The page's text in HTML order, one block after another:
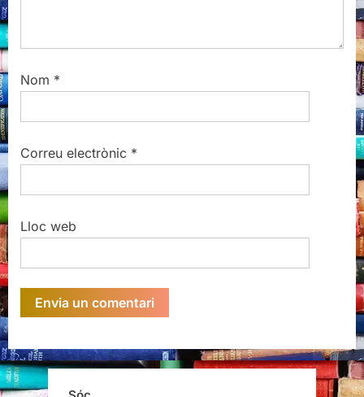
Nom *
Correu electrònic *
Lloc web